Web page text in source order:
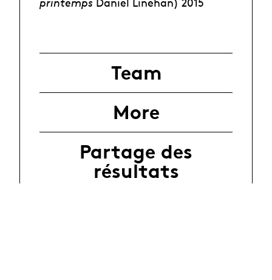
Team
More
Partage des
résultats